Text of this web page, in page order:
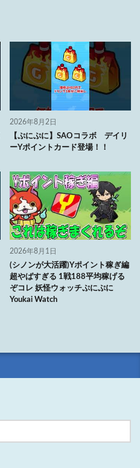
2026年8月2日
【ぷにぷに】SAOコラボ デイリ
ーYポイントカード登場！！
2026年8月1日
(シノンが大活躍)Yポイント稼ぎ編
超やばすぎる 1戦188平均稼げる
ぞコレ 妖怪ウォッチぷにぷに
Youkai Watch